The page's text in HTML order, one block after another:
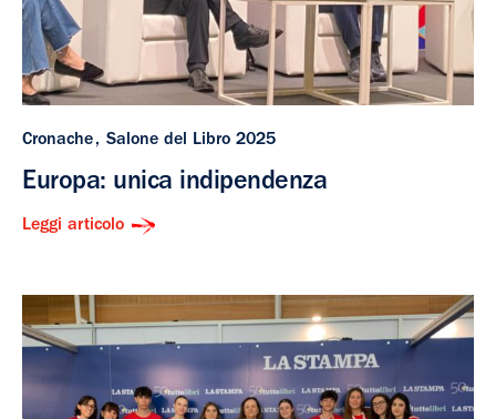
Cronache Salone del Libro 2025
Europa: unica indipendenza
Leggi articolo